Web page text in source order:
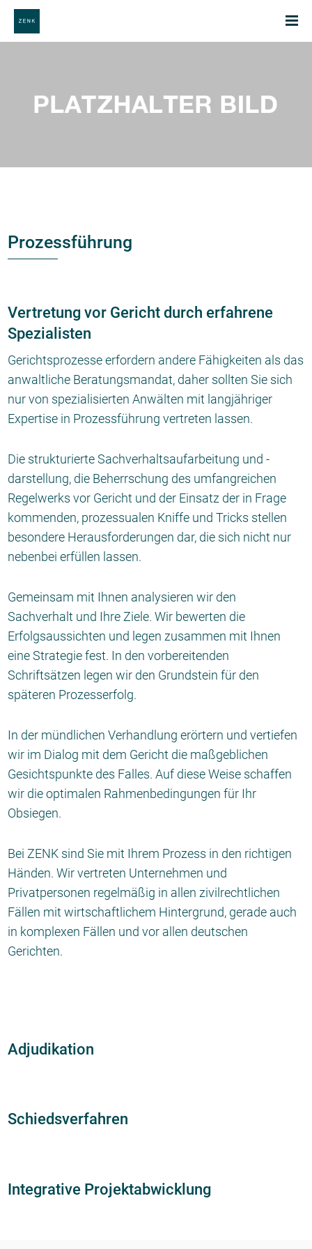
Prozessführung
Vertretung vor Gericht durch erfahrene
Spezialisten
Gerichtsprozesse erfordern andere Fähigkeiten als das
anwaltliche Beratungsmandat, daher sollten Sie sich
nur von spezialisierten Anwälten mit langjähriger
Expertise in Prozessführung vertreten lassen.
Die strukturierte Sachverhaltsaufarbeitung und -
darstellung, die Beherrschung des umfangreichen
Regelwerks vor Gericht und der Einsatz der in Frage
kommenden, prozessualen Kniffe und Tricks stellen
besondere Herausforderungen dar, die sich nicht nur
nebenbei erfüllen lassen.
Gemeinsam mit Ihnen analysieren wir den
Sachverhalt und Ihre Ziele. Wir bewerten die
Erfolgsaussichten und legen zusammen mit Ihnen
eine Strategie fest. In den vorbereitenden
Schriftsätzen legen wir den Grundstein für den
späteren Prozesserfolg.
In der mündlichen Verhandlung erörtern und vertiefen
wir im Dialog mit dem Gericht die maßgeblichen
Gesichtspunkte des Falles. Auf diese Weise schaffen
wir die optimalen Rahmenbedingungen für Ihr
Obsiegen.
Bei ZENK sind Sie mit Ihrem Prozess in den richtigen
Händen. Wir vertreten Unternehmen und
Privatpersonen regelmäßig in allen zivilrechtlichen
Fällen mit wirtschaftlichem Hintergrund, gerade auch
in komplexen Fällen und vor allen deutschen
Gerichten.
Adjudikation
Schiedsverfahren
Integrative Projektabwicklung